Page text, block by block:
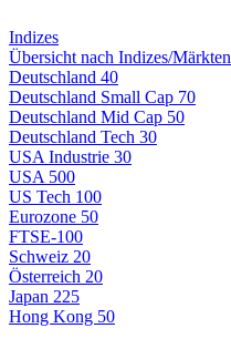
Indizes
Übersicht nach Indizes/Märkten
Deutschland 40
Deutschland Small Cap 70
Deutschland Mid Cap 50
Deutschland Tech 30
USA Industrie 30
USA 500
US Tech 100
Eurozone 50
FTSE-100
Schweiz 20
Österreich 20
Japan 225
Hong Kong 50